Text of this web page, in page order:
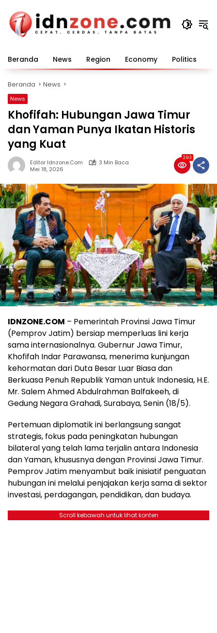
konten
Beranda News Region Economy Politics
Beranda News
News
Khofifah: Hubungan Jawa Timur
dan Yaman Punya Ikatan Historis
yang Kuat
Editor Idnzone.com
3 Min Baca
Mei 18, 2026
293
IDNZONE.COM – Pemerintah Provinsi Jawa Timur
(Pemprov Jatim) bersiap memperluas lini kerja
sama internasionalnya. Gubernur Jawa Timur,
Khofifah Indar Parawansa, menerima kunjungan
kehormatan dari Duta Besar Luar Biasa dan
Berkuasa Penuh Republik Yaman untuk Indonesia, H.E.
Mr. Salem Ahmed Abdulrahman Balfakeeh, di
Gedung Negara Grahadi, Surabaya, Senin (18/5).
Pertemuan diplomatik ini berlangsung sangat
strategis, fokus pada peningkatan hubungan
bilateral yang telah lama terjalin antara Indonesia
dan Yaman, khususnya dengan Provinsi Jawa Timur.
Pemprov Jatim menyambut baik inisiatif penguatan
hubungan ini melalui penjajakan kerja sama di sektor
investasi, perdagangan, pendidikan, dan budaya.
Scroll kebawah untuk lihat konten